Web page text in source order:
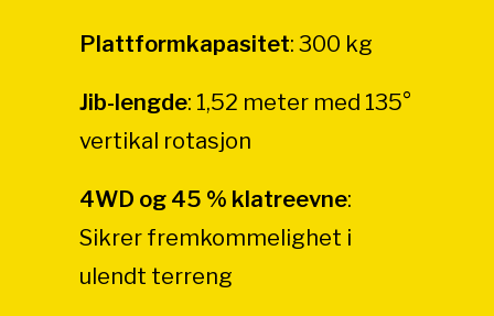
Plattformkapasitet: 300 kg
Jib-lengde: 1,52 meter med 135°
vertikal rotasjon
4WD og 45 % klatreevne:
Sikrer fremkommelighet i
ulendt terreng